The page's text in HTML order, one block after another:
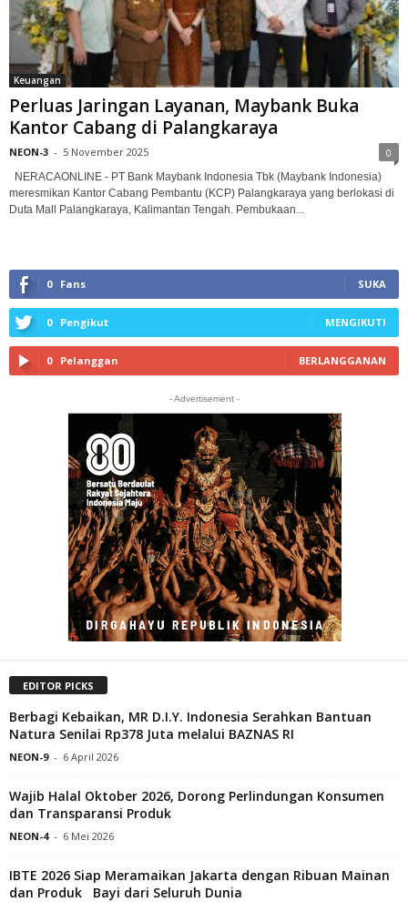
Keuangan
Perluas Jaringan Layanan, Maybank Buka
Kantor Cabang di Palangkaraya
NEON-3 - 5 November 2025 0
NERACAONLINE - PT Bank Maybank Indonesia Tbk (Maybank Indonesia)
meresmikan Kantor Cabang Pembantu (KCP) Palangkaraya yang berlokasi di
Duta Mall Palangkaraya, Kalimantan Tengah. Pembukaan...
0 Fans SUKA
0 Pengikut MENGIKUTI
0 Pelanggan BERLANGGANAN
- Advertisement -
EDITOR PICKS
Berbagi Kebaikan, MR D.I.Y. Indonesia Serahkan Bantuan
Natura Senilai Rp378 Juta melalui BAZNAS RI
NEON-9 - 6 April 2026
Wajib Halal Oktober 2026, Dorong Perlindungan Konsumen
dan Transparansi Produk
NEON-4 - 6 Mei 2026
IBTE 2026 Siap Meramaikan Jakarta dengan Ribuan Mainan
dan Produk Bayi dari Seluruh Dunia